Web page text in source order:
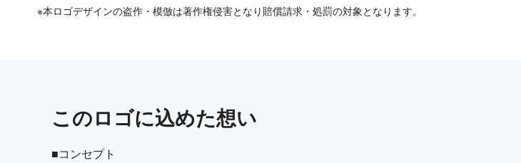
※本ロゴデザインの盗作・模倣は著作権侵害となり賠償請求・処罰の対象となります。
このロゴに込めた想い
■コンセプト